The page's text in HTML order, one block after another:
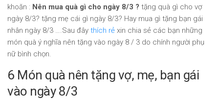
khoăn : Nên mua quà gì cho ngày 8/3 ? tặng quà gì cho vợ
ngày 8/3? tặng mẹ cái gì ngày 8/3? Hay mua gì tặng bạn gái
nhân ngày 8/3 ….Sau đây thích rẻ xin chia sẻ các bạn những
món quà ý nghĩa nên tặng vào ngày 8 / 3 do chính người phụ
nữ bình chọn.
6 Món quà nên tặng vợ, mẹ, bạn gái
vào ngày 8/3